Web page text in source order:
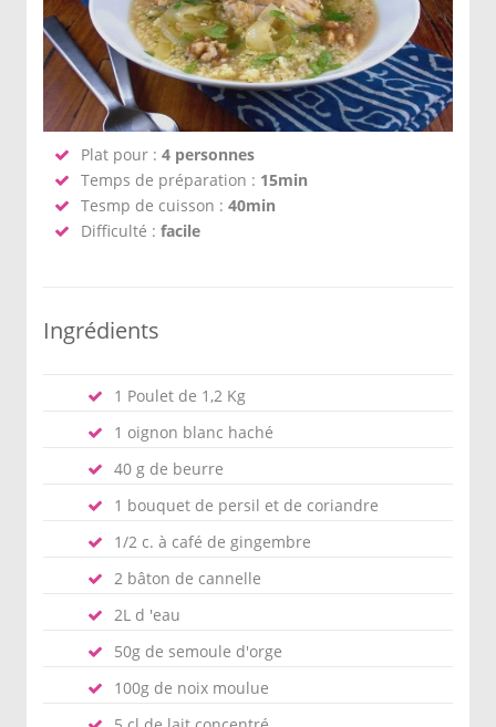
Plat pour : 4 personnes
Temps de préparation : 15min
Tesmp de cuisson : 40min
Difficulté : facile
Ingrédients
1 Poulet de 1,2 Kg
1 oignon blanc haché
40 g de beurre
1 bouquet de persil et de coriandre
1/2 c. à café de gingembre
2 bâton de cannelle
2L d 'eau
50g de semoule d'orge
100g de noix moulue